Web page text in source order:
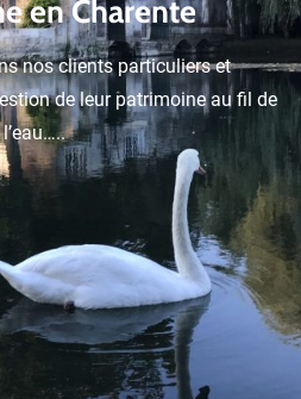
en Charente
nos clients particuliers et
de leur patrimoine au fil de
l’eau…..